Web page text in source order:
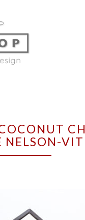
NELSON-